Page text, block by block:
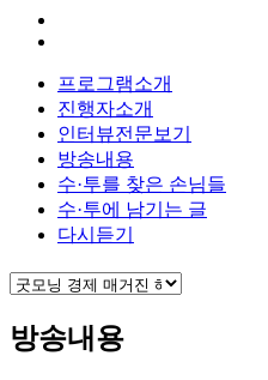
프로그램소개
진행자소개
인터뷰전문보기
방송내용
수·투를 찾은 손님들
수·투에 남기는 글
다시듣기
방송내용